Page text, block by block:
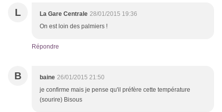
L La Gare Centrale 28/01/2015 19:36
On est loin des palmiers !
Répondre
B baine 26/01/2015 21:50
je confirme mais je pense qu'il préfère cette température
(sourire) Bisous